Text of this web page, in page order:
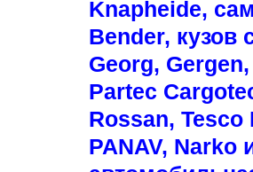
Knapheide,
Bender, кузов
Georg,
Partec
Rossan,
PANAV, Narko